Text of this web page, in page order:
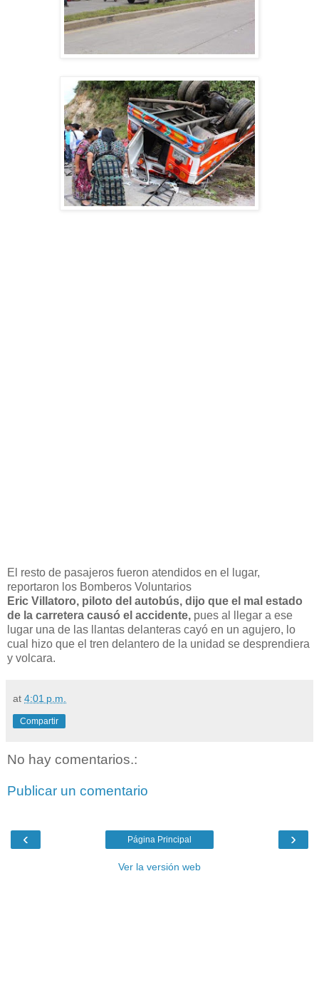
El resto de pasajeros fueron atendidos en el lugar,
reportaron los Bomberos Voluntarios
Eric Villatoro, piloto del autobús, dijo que el mal estado
de la carretera causó el accidente, pues al llegar a ese
lugar una de las llantas delanteras cayó en un agujero, lo
cual hizo que el tren delantero de la unidad se desprendiera
y volcara.
at 4:01 p.m.
Compartir
No hay comentarios.:
Publicar un comentario
‹ ›
Página Principal
Ver la versión web